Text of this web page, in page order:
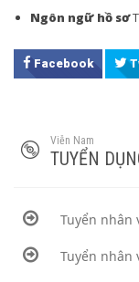
Ngôn ngữ hồ sơ
Facebook
Viễn Nam
TUYỂN
Tuyển nhân
Tuyển nhân